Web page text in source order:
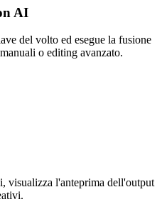
AI
del volto ed esegue la fusione
o editing avanzato.
visualizza l'anteprima dell'output